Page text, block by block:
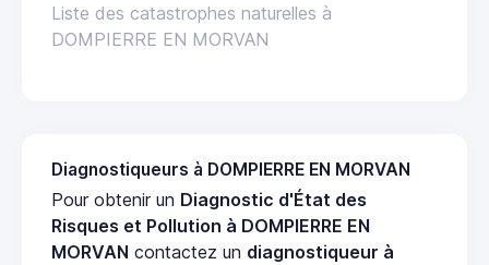
Liste des catastrophes naturelles à
DOMPIERRE EN MORVAN
Diagnostiqueurs à DOMPIERRE EN MORVAN
Pour obtenir un Diagnostic d'État des
Risques et Pollution à DOMPIERRE EN
MORVAN contactez un diagnostiqueur à